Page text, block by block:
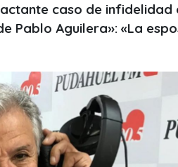
caso de infidelidad
Pablo Aguilera»: «La